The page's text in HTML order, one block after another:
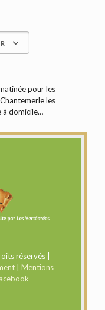
pour les
les
à domicile…
réservés |
| Mentions